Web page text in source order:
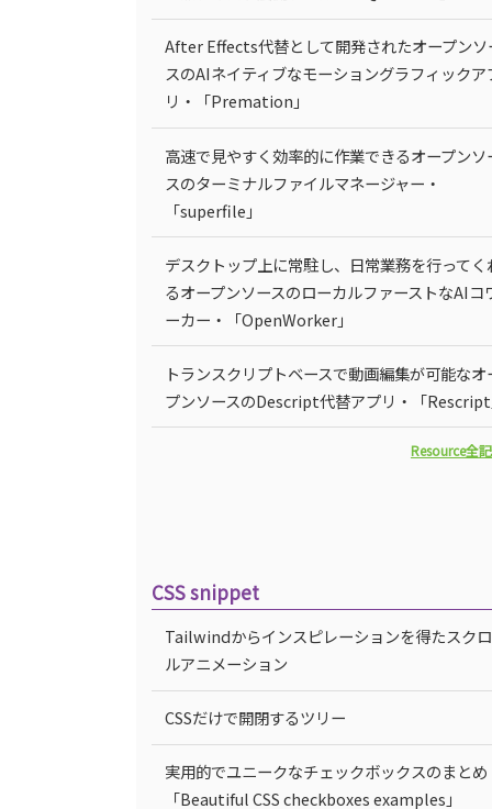
After Effects代替として開発されたオープンソ
スのAIネイティブなモーショングラフィックア
リ・「Premation」
高速で見やすく効率的に作業できるオープンソ
スのターミナルファイルマネージャー・
「superfile」
デスクトップ上に常駐し、日常業務を行ってく
るオープンソースのローカルファーストなAIコ
ーカー・「OpenWorker」
トランスクリプトベースで動画編集が可能なオ
プンソースのDescript代替アプリ・「
Resource全
CSS snippet
Tailwindからインスピレーションを得たスク
ルアニメーション
CSSだけで開閉するツリー
実用的でユニークなチェックボックスのまとめ
「Beautiful CSS checkboxes examples」